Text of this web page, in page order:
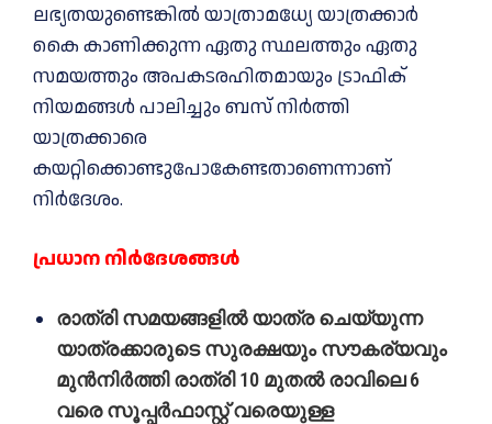
ലഭ്യതയുണ്ടെങ്കില്‍ യാത്രാമധ്യേ യാത്രക്കാര്‍
കൈ കാണിക്കുന്ന ഏതു സ്ഥലത്തും ഏതു
സമയത്തും അപകടരഹിതമായും ട്രാഫിക്
നിയമങ്ങള്‍ പാലിച്ചും ബസ് നിര്‍ത്തി
യാത്രക്കാരെ
കയറ്റിക്കൊണ്ടുപോകേണ്ടതാണെന്നാണ്
നിർദേശം.
പ്രധാന നിർദേശങ്ങള്‍
രാത്രി സമയങ്ങളില്‍ യാത്ര ചെയ്യുന്ന
യാത്രക്കാരുടെ സുരക്ഷയും സൗകര്യവും
മുന്‍നിര്‍ത്തി രാത്രി 10 മുതല്‍ രാവിലെ 6
വരെ സൂപ്പര്‍ഫാസ്റ്റ് വരെയുള്ള